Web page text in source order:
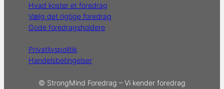
Hvad koster et foredrag
Vælg det rigtige foredrag
Gode foredragsholdere
Privatlivspolitik
Handelsbetingelser
© StrongMind Foredrag – Vi kender foredrag